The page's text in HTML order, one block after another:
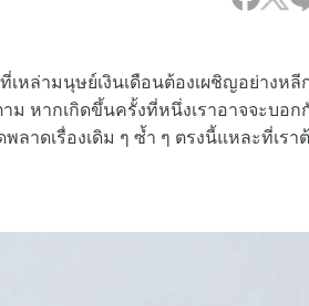
เหล่ามนุษย์เงินเดือนต้องเผชิญอย่างหลี
ม หากเกิดขึ้นครั้งที่หนึ่งเราอาจจะบอก
ลาดเรื่องเดิม ๆ ซ้ำ ๆ ตรงนี้แหละที่เรา